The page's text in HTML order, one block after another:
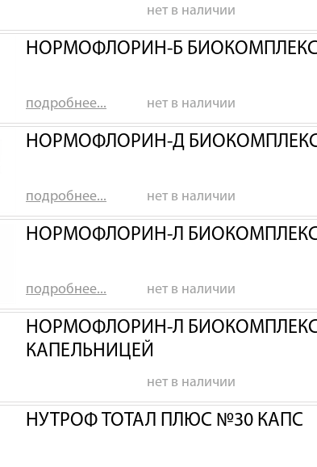
нет в наличии
НОРМОФЛОРИН-Б
подробнее... нет в наличии
НОРМОФЛОРИН-Д
подробнее... нет в наличии
НОРМОФЛОРИН-Л
подробнее... нет в наличии
НОРМОФЛОРИН-Л
КАПЕЛЬНИЦЕЙ
нет в наличии
НУТРОФ ТОТАЛ ПЛЮС №30 КАПС